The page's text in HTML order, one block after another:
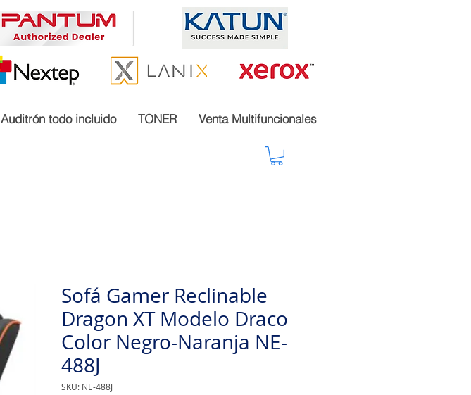
Auditrón todo incluido TONER Venta Multifuncionales
Sofá Gamer Reclinable
Dragon XT Modelo Draco
Color Negro-Naranja NE-
488J
SKU: NE-488J